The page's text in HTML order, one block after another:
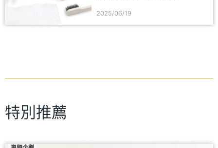
2025/06/19
特別推薦